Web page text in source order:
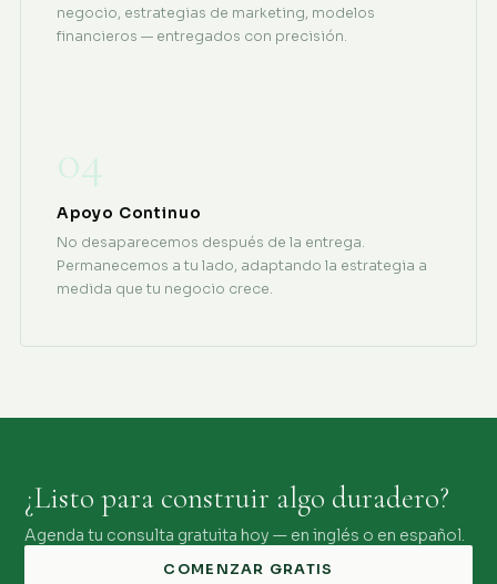
negocio, estrategias de marketing, modelos
financieros — entregados con precisión.
04
Apoyo Continuo
No desaparecemos después de la entrega.
Permanecemos a tu lado, adaptando la estrategia a
medida que tu negocio crece.
¿Listo para construir algo duradero?
Agenda tu consulta gratuita hoy — en inglés o en español.
COMENZAR GRATIS